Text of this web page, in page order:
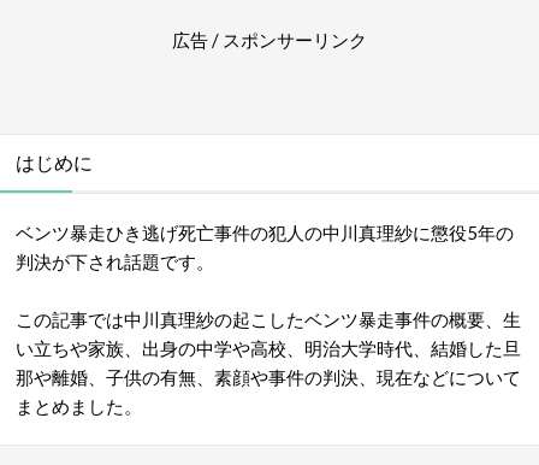
広告 / スポンサーリンク
はじめに
ベンツ暴走ひき逃げ死亡事件の犯人の中川真理紗に懲役5年の
判決が下され話題です。
この記事では中川真理紗の起こしたベンツ暴走事件の概要、生
い立ちや家族、出身の中学や高校、明治大学時代、結婚した旦
那や離婚、子供の有無、素顔や事件の判決、現在などについて
まとめました。